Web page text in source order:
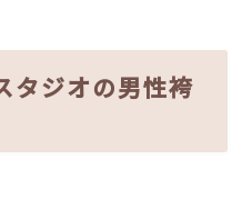
タジオの男性袴